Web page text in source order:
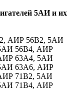
5АИ и их
АИР 56B2, 5АИ
56B4, АИР
63A4, 5АИ
63A6, АИР
71B2, 5АИ
71B4, АИР